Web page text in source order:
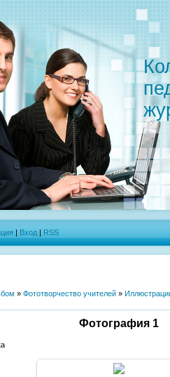
| Вход | RSS
» Фототворчество учителей »
Фотография 1